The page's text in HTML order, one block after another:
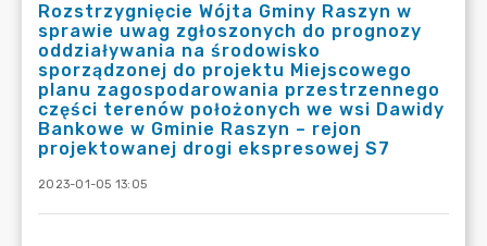
Rozstrzygnięcie Wójta Gminy Raszyn w
sprawie uwag zgłoszonych do prognozy
oddziaływania na środowisko
sporządzonej do projektu Miejscowego
planu zagospodarowania przestrzennego
części terenów położonych we wsi Dawidy
Bankowe w Gminie Raszyn – rejon
projektowanej drogi ekspresowej S7
2023-01-05 13:05